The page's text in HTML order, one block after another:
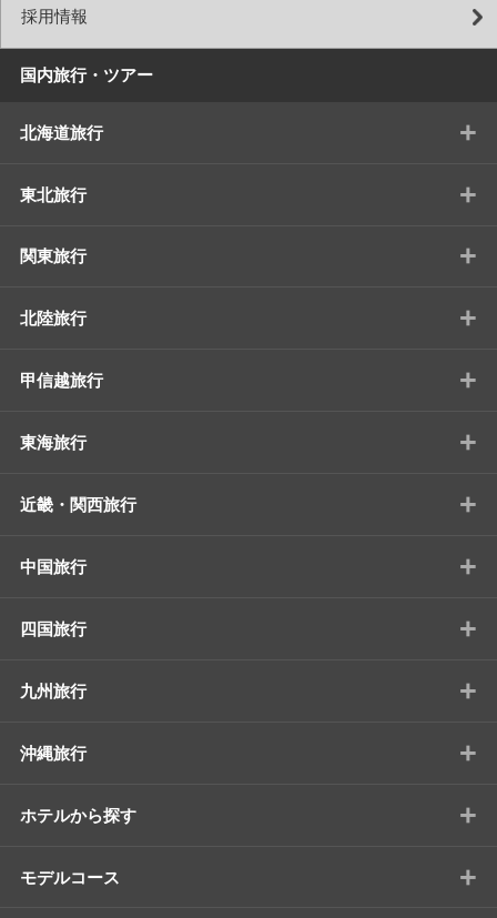
採用情報
国内旅行・ツアー
北海道旅行 +
東北旅行 +
関東旅行 +
北陸旅行 +
甲信越旅行 +
東海旅行 +
近畿・関西旅行 +
中国旅行 +
四国旅行 +
九州旅行 +
沖縄旅行 +
ホテルから探す +
モデルコース +